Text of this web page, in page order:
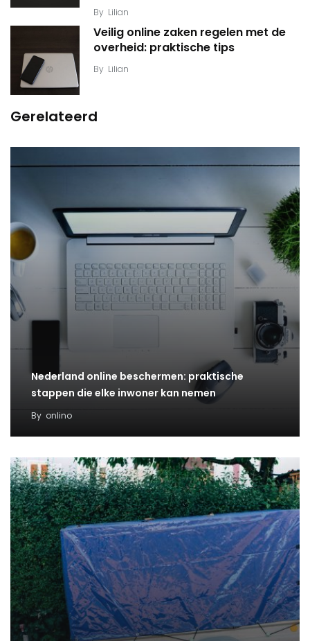
By Lilian
Veilig online zaken regelen met de
overheid: praktische tips
By Lilian
Gerelateerd
Nederland online beschermen: praktische
stappen die elke inwoner kan nemen
By onlino